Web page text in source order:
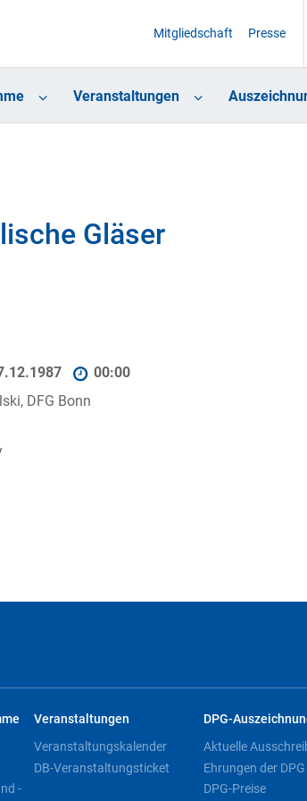
Mitgliedschaft Presse
Veranstaltungen
Gläser
00:00
DFG Bonn
-
Veranstaltungen
Veranstaltungskalender
DB-Veranstaltungsticket
DPG-
Aktuelle
Ehrungen der DPG
DPG-Preise